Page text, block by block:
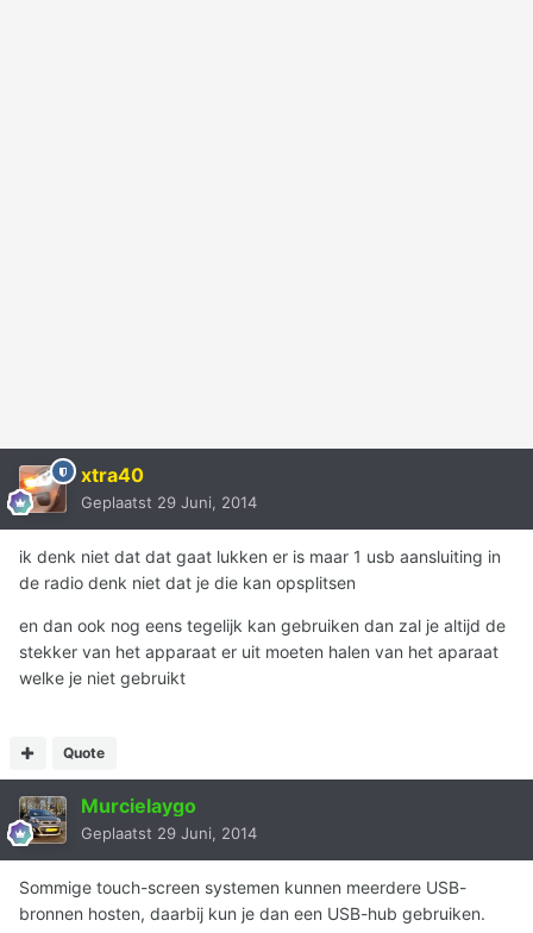
xtra40
Geplaatst 29 Juni, 2014
ik denk niet dat dat gaat lukken er is maar 1 usb aansluiting in
de radio denk niet dat je die kan opsplitsen
en dan ook nog eens tegelijk kan gebruiken dan zal je altijd de
stekker van het apparaat er uit moeten halen van het aparaat
welke je niet gebruikt
Quote
Murcielaygo
Geplaatst 29 Juni, 2014
Sommige touch-screen systemen kunnen meerdere USB-
bronnen hosten, daarbij kun je dan een USB-hub gebruiken.